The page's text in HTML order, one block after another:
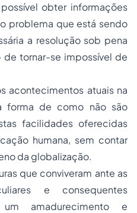
obter informações
problema que está sendo
a resolução sob pena
tornar-se impossível de
acontecimentos atuais na
forma de como não são
facilidades oferecidas
humana, sem contar
da globalização.
que conviveram ante as
e consequentes
um amadurecimento e